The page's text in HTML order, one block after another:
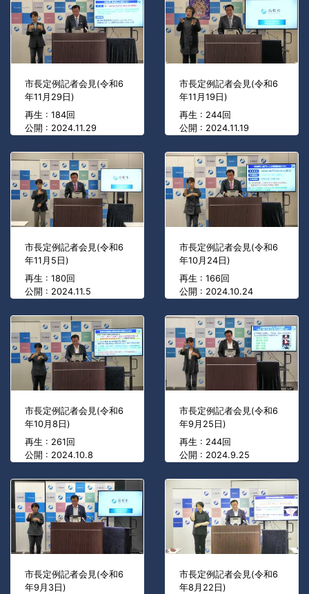
市長定例記者会見(令和6
年11月29日)
再生 : 184回
公開 : 2024.11.29
市長定例記者会見(令和6
年11月19日)
再生 : 244回
公開 : 2024.11.19
市長定例記者会見(令和6
年11月5日)
再生 : 180回
公開 : 2024.11.5
市長定例記者会見(令和6
年10月24日)
再生 : 166回
公開 : 2024.10.24
市長定例記者会見(令和6
年10月8日)
再生 : 261回
公開 : 2024.10.8
市長定例記者会見(令和6
年9月25日)
再生 : 244回
公開 : 2024.9.25
市長定例記者会見(令和6
年9月3日)
市長定例記者会見(令和6
年8月22日)